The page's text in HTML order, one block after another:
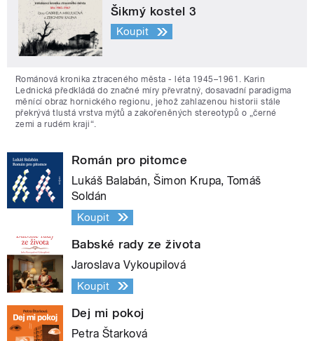
Šikmý kostel 3
Koupit
Románová kronika ztraceného města - léta 1945–1961. Karin
Lednická předkládá do značné míry převratný, dosavadní paradigma
měnící obraz hornického regionu, jehož zahlazenou historii stále
překrývá tlustá vrstva mýtů a zakořeněných stereotypů o „černé
zemi a rudém kraji“.
Román pro pitomce
Lukáš Balabán, Šimon Krupa, Tomáš
Soldán
Koupit
Babské rady ze života
Jaroslava Vykoupilová
Koupit
Dej mi pokoj
Petra Štarková